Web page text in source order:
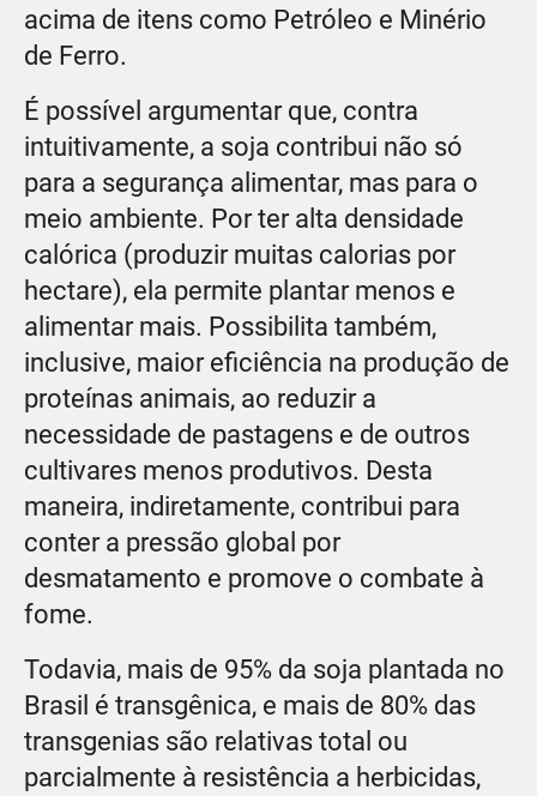
acima de itens como Petróleo e Minério
de Ferro.
É possível argumentar que, contra
intuitivamente, a soja contribui não só
para a segurança alimentar, mas para o
meio ambiente. Por ter alta densidade
calórica (produzir muitas calorias por
hectare), ela permite plantar menos e
alimentar mais. Possibilita também,
inclusive, maior eficiência na produção de
proteínas animais, ao reduzir a
necessidade de pastagens e de outros
cultivares menos produtivos. Desta
maneira, indiretamente, contribui para
conter a pressão global por
desmatamento e promove o combate à
fome.
Todavia, mais de 95% da soja plantada no
Brasil é transgênica, e mais de 80% das
transgenias são relativas total ou
parcialmente à resistência a herbicidas,